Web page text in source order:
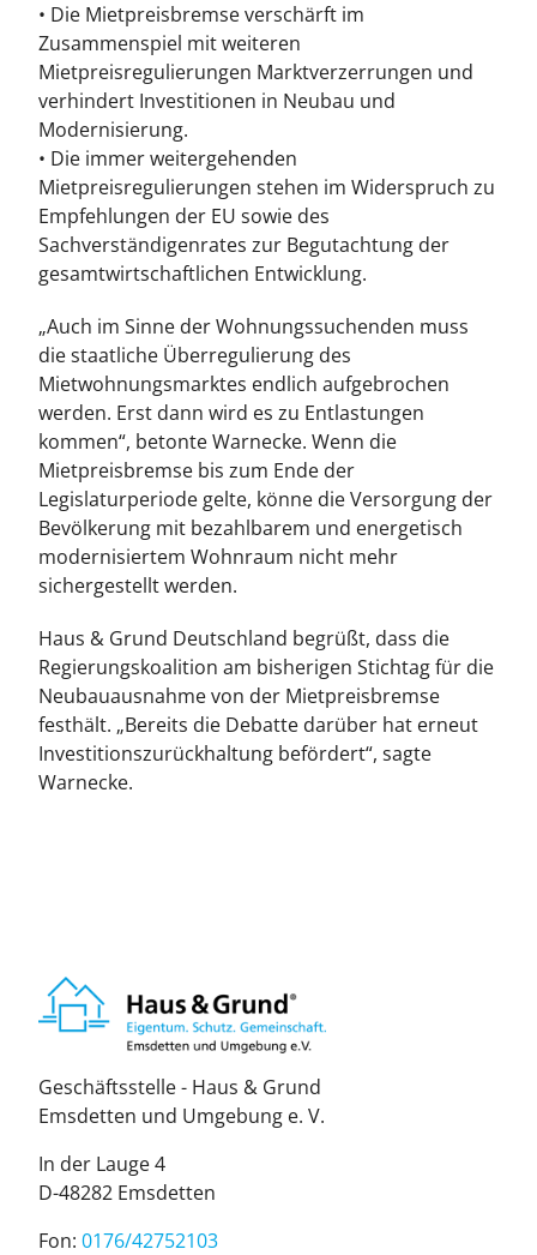
• Die Mietpreisbremse verschärft im
Zusammenspiel mit weiteren
Mietpreisregulierungen Marktverzerrungen und
verhindert Investitionen in Neubau und
Modernisierung.
• Die immer weitergehenden
Mietpreisregulierungen stehen im Widerspruch zu
Empfehlungen der EU sowie des
Sachverständigenrates zur Begutachtung der
gesamtwirtschaftlichen Entwicklung.
„Auch im Sinne der Wohnungssuchenden muss
die staatliche Überregulierung des
Mietwohnungsmarktes endlich aufgebrochen
werden. Erst dann wird es zu Entlastungen
kommen“, betonte Warnecke. Wenn die
Mietpreisbremse bis zum Ende der
Legislaturperiode gelte, könne die Versorgung der
Bevölkerung mit bezahlbarem und energetisch
modernisiertem Wohnraum nicht mehr
sichergestellt werden.
Haus & Grund Deutschland begrüßt, dass die
Regierungskoalition am bisherigen Stichtag für die
Neubauausnahme von der Mietpreisbremse
festhält. „Bereits die Debatte darüber hat erneut
Investitionszurückhaltung befördert“, sagte
Warnecke.
Geschäftsstelle - Haus & Grund
Emsdetten und Umgebung e. V.
In der Lauge 4
D-48282 Emsdetten
Fon: 0176/42752103